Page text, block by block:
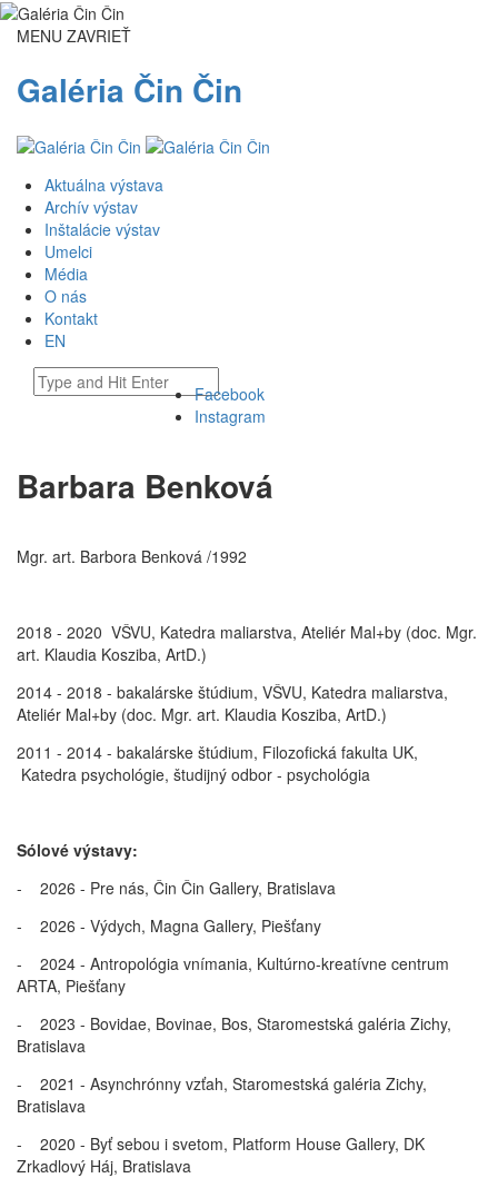
MENU ZAVRIEŤ
Galéria Čin Čin
Aktuálna výstava
Archív výstav
Inštalácie výstav
Umelci
Média
O nás
Kontakt
EN
Facebook
Instagram
Barbara Benková
Mgr. art. Barbora Benková /1992
2018 - 2020 VŠVU, Katedra maliarstva, Ateliér Mal+by (doc. Mgr.
art. Klaudia Kosziba, ArtD.)
2014 - 2018 - bakalárske štúdium, VŠVU, Katedra maliarstva,
Ateliér Mal+by (doc. Mgr. art. Klaudia Kosziba, ArtD.)
2011 - 2014 - bakalárske štúdium, Filozofická fakulta UK,
Katedra psychológie, študijný odbor - psychológia
Sólové výstavy:
- 2026 - Pre nás, Čin Čin Gallery, Bratislava
- 2026 - Výdych, Magna Gallery, Piešťany
- 2024 - Antropológia vnímania, Kultúrno-kreatívne centrum
ARTA, Piešťany
- 2023 - Bovidae, Bovinae, Bos, Staromestská galéria Zichy,
Bratislava
- 2021 - Asynchrónny vzťah, Staromestská galéria Zichy,
Bratislava
- 2020 - Byť sebou i svetom, Platform House Gallery, DK
Zrkadlový Háj, Bratislava